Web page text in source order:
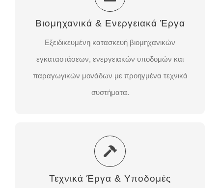
Βιομηχανικά & Ενεργειακά Έργα
Εξειδικευμένη κατασκευή βιομηχανικών
εγκαταστάσεων, ενεργειακών υποδομών και
παραγωγικών μονάδων με προηγμένα τεχνικά
συστήματα.
Εξειδικευμένη κατασκευή βιομηχανικών
εγκαταστάσεων, ενεργειακών υποδομών και
παραγωγικών μονάδων με προηγμένα τεχνικά
συστήματα.
Τεχνικά Έργα & Υποδομές
Τεχνικά Έργα & Υποδομές
Οδοποιία, γέφυρες, δημόσιες υποδομές και έργα
πολιτικού μηχανικού, με πλήρη συμμόρφωση στα